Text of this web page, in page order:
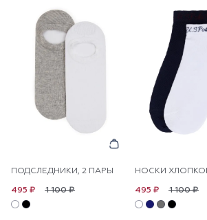
ПОДСЛЕДНИКИ, 2 ПАРЫ
1 100 ₽
495 ₽ 1 100 ₽
495 ₽